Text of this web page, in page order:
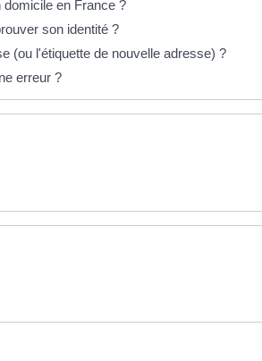
en France ?
son identité ?
(ou l'étiquette de nouvelle adresse) ?
erreur ?